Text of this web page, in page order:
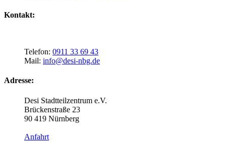
Kontakt:
Telefon: 0911 33 69 43
Mail: info@desi-nbg.de
Adresse:
Desi Stadtteilzentrum e.V.
Brückenstraße 23
90 419 Nürnberg
Anfahrt